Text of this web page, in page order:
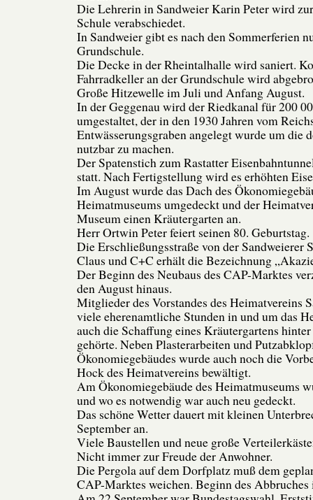
Die Lehrerin in Sandweier Karin Peter wird
Schule verabschiedet.
In Sandweier gibt es nach den Sommerferien
Grundschule.
Die Decke in der Rheintalhalle wird saniert.
Fahrradkeller an der Grundschule wird
Große Hitzewelle im Juli und Anfang August.
In der Geggenau wird der Riedkanal für 200
umgestaltet, der in den 1930 Jahren vom
Entwässerungsgraben angelegt wurde um die
nutzbar zu machen.
Der Spatenstich zum Rastatter
statt. Nach Fertigstellung wird es erhöhten
Im August wurde das Dach des
Heimatmuseums umgedeckt und der
Museum einen Kräutergarten an.
Herr Ortwin Peter feiert seinen 80. Geburtstag.
Die Erschließungsstraße von der Sandweierer
Claus und C+C erhält die Bezeichnung
Der Beginn des Neubaus des CAP-Marktes
den August hinaus.
Mitglieder des Vorstandes des Heimatvereins
viele eherenamtliche Stunden in und um das
auch die Schaffung eines Kräutergartens
gehörte. Neben Plasterarbeiten und
Ökonomiegebäudes wurde auch noch die
Hock des Heimatvereins bewältigt.
Am Ökonomiegebäude des Heimatmuseums
und wo es notwendig war auch neu gedeckt.
Das schöne Wetter dauert mit kleinen
September an.
Viele Baustellen und neue große
Nicht immer zur Freude der Anwohner.
Die Pergola auf dem Dorfplatz muß dem
CAP-Marktes weichen. Beginn des Abbruches